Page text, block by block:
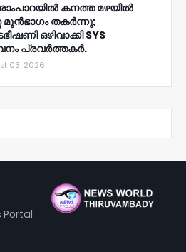
കനത്ത മഴയിൽ
മുൻഭാഗം തകർന്നു;
ഒഴിവാക്കി SYS
പ്രവർത്തകർ.
03, 2026
Portal